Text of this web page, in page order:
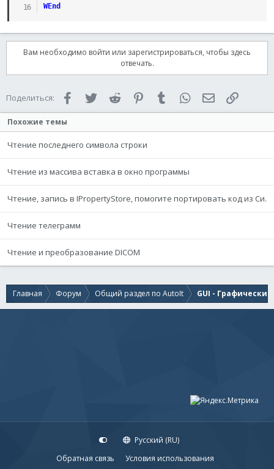
WEnd
Вам необходимо войти или зарегистрироваться, чтобы здесь
отвечать.
Поделиться: FacebookTwitter Reddit PinterestTumblr WhatsAppЭлектронная
Похожие темы
Чтение последнего символа строки
Чтение из массива вставка в окно программы
Чтение, запись в IPropertyStore, помогите портировать код из Си.
Чтение телеграмм
Чтение и преобразование DICOM
Главная Форум Общий раздел по AutoIt GUI -
Русский (RU)
Обратная связь
Условия использования